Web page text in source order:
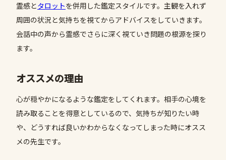
霊感とタロットを併用した鑑定スタイルです。主観を入れず
周囲の状況と気持ちを視てからアドバイスをしていきます。
会話中の声から霊感でさらに深く視ていき問題の根源を探り
ます。
オススメの理由
心が穏やかになるような鑑定をしてくれます。相手の心境を
読み取ることを得意としているので、気持ちが知りたい時
や、どうすれば良いかわからなくなってしまった時にオスス
メの先生です。